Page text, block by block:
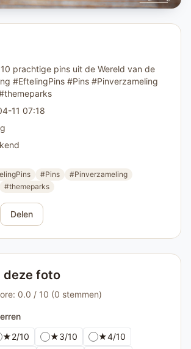
prachtige pins uit de Wereld van de
#EftelingPins #Pins #Pinverzameling
11 07:18
#Pins
#Pinverzameling
#themeparks
Delen
deze foto
0.0 / 10 (0 stemmen)
★2/10 ★3/10 ★4/10